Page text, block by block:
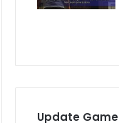
Update Game